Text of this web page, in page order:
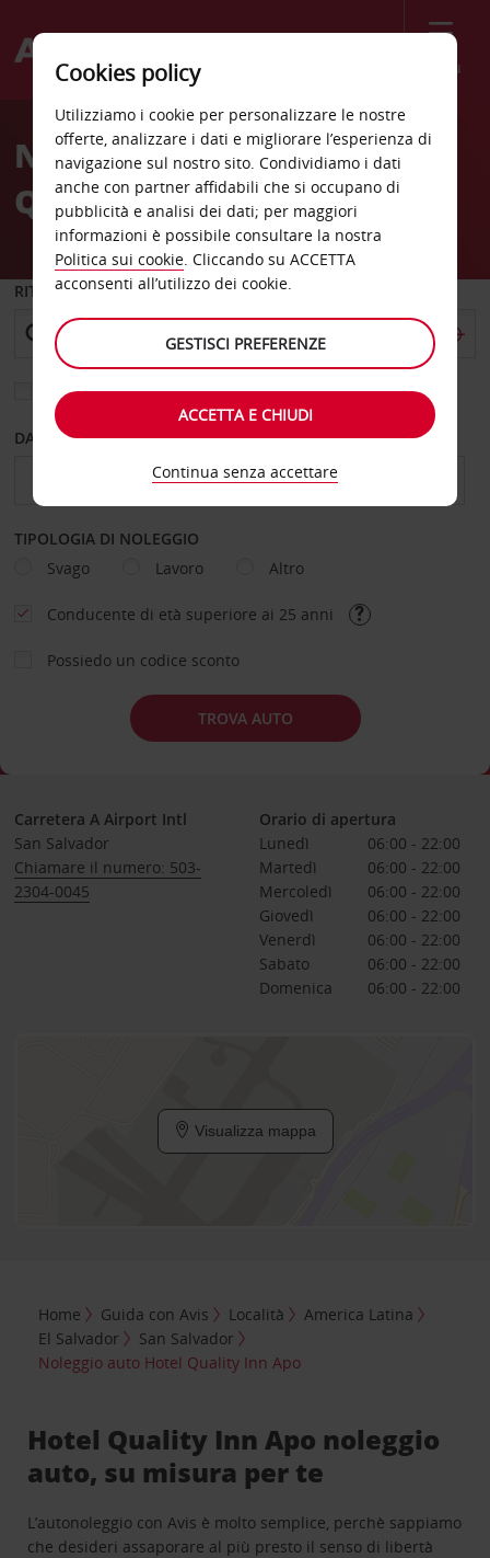
Menù
Welcome
AvisNoleggio auto Hotel
Quality Inn Apo
RITIRO DA
Scegli una località di riconsegna diversa
DAL GIORNO AL GIORNO
TIPOLOGIA DI NOLEGGIO
Svago
Lavoro Altro
Conducente di età superiore ai 25 anni
Possiedo un codice sconto
TROVA AUTO
Carretera A Airport Intl
San Salvador
Chiamare il numero: 503-
2304-0045
Orario di apertura
Lunedì
06:00 - 22:00
Martedì
06:00 - 22:00
Mercoledì
06:00 - 22:00
Giovedì
06:00 - 22:00
Venerdì
06:00 - 22:00
Sabato
06:00 - 22:00
Domenica
06:00 - 22:00
Visualizza mappa
Home Guida con Avis Località
America Latina
El Salvador
San Salvador
Noleggio auto Hotel Quality Inn Apo
Hotel Quality Inn Apo noleggio
auto, su misura per te
L’autonoleggio con Avis è molto semplice, perchè sappiamo
che desideri assaporare al più presto il senso di libertà
Cookies policy
Utilizziamo i cookie per personalizzare le nostre
offerte, analizzare i dati e migliorare l’esperienza di
navigazione sul nostro sito. Condividiamo i dati
anche con partner affidabili che si occupano di
pubblicità e analisi dei dati; per maggiori
informazioni è possibile consultare la nostra
Politica sui cookie. Cliccando su ACCETTA
acconsenti all’utilizzo dei cookie.
GESTISCI PREFERENZE
ACCETTA E CHIUDI
Continua senza accettare